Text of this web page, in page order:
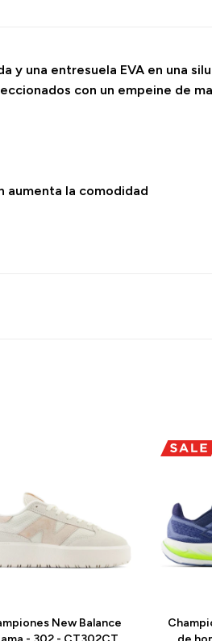
una entresuela EVA en una
con un empeine de
aumenta la comodidad
New Balance